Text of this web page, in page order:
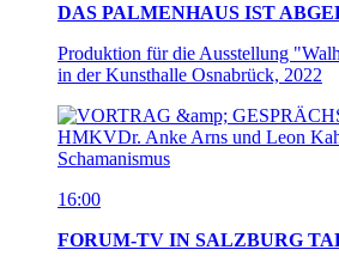
DAS PALMENHAUS IST
Produktion für die Ausstellung
in der Kunsthalle Osnabrück, 2022
16:00
FORUM-TV IN SALZBURG